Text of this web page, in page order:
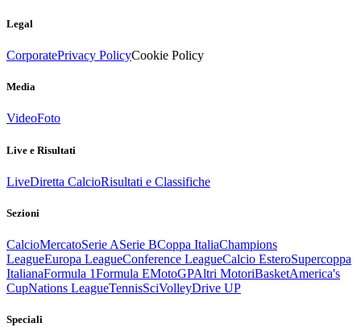
Legal
CorporatePrivacy PolicyCookie Policy
Media
VideoFoto
Live e Risultati
LiveDiretta CalcioRisultati e Classifiche
Sezioni
CalcioMercatoSerie ASerie BCoppa ItaliaChampions
LeagueEuropa LeagueConference LeagueCalcio EsteroSupercoppa
ItalianaFormula 1Formula EMotoGPAltri MotoriBasketAmerica's
CupNations LeagueTennisSciVolleyDrive UP
Speciali